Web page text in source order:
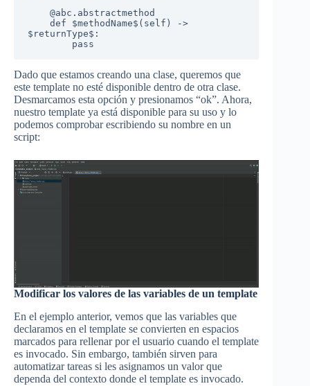
$returnType$:
        pass
Dado que estamos creando una clase, queremos que
este template no esté disponible dentro de otra clase.
Desmarcamos esta opción y presionamos “ok”. Ahora,
nuestro template ya está disponible para su uso y lo
podemos comprobar escribiendo su nombre en un
script:
Modificar los valores de las variables de un template
En el ejemplo anterior, vemos que las variables que
declaramos en el template se convierten en espacios
marcados para rellenar por el usuario cuando el template
es invocado. Sin embargo, también sirven para
automatizar tareas si les asignamos un valor que
dependa del contexto donde el template es invocado.